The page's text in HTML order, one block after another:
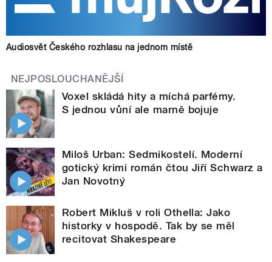
Audiosvět Českého rozhlasu na jednom místě
NEJPOSLOUCHANĚJŠÍ
Voxel skládá hity a míchá parfémy.
S jednou vůní ale marně bojuje
Miloš Urban: Sedmikostelí. Moderní
gotický krimi román čtou Jiří Schwarz a
Jan Novotný
Robert Mikluš v roli Othella: Jako
historky v hospodě. Tak by se měl
recitovat Shakespeare